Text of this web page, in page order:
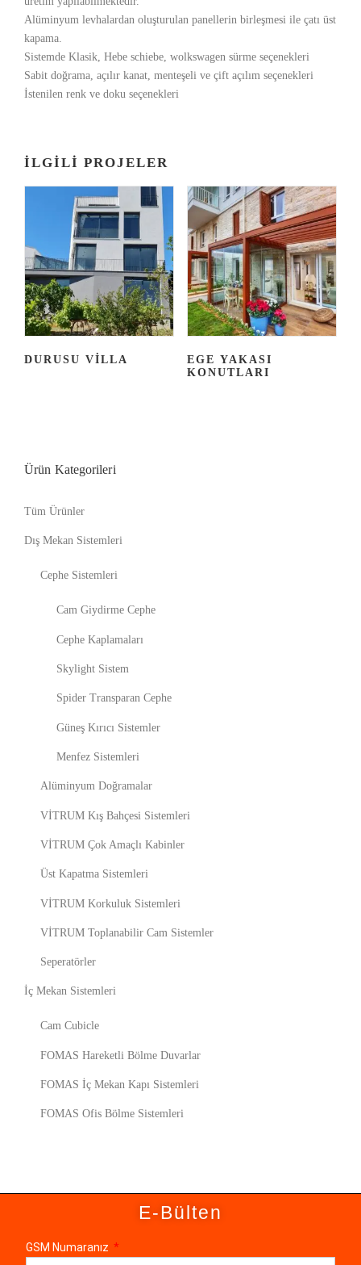
Alüminyum levhalardan oluşturulan panellerin birleşmesi ile çatı üst
kapama.
Sistemde Klasik, Hebe schiebe, wolkswagen sürme seçenekleri
Sabit doğrama, açılır kanat, menteşeli ve çift açılım seçenekleri
İstenilen renk ve doku seçenekleri
İLGILI PROJELER
DURUSU VILLA
EGE YAKASI
KONUTLARI
Ürün Kategorileri
Tüm Ürünler
Dış Mekan Sistemleri
Cephe Sistemleri
Cam Giydirme Cephe
Cephe Kaplamaları
Skylight Sistem
Spider Transparan Cephe
Güneş Kırıcı Sistemler
Menfez Sistemleri
Alüminyum Doğramalar
VİTRUM Kış Bahçesi Sistemleri
VİTRUM Çok Amaçlı Kabinler
Üst Kapatma Sistemleri
VİTRUM Korkuluk Sistemleri
VİTRUM Toplanabilir Cam Sistemler
Seperatörler
İç Mekan Sistemleri
Cam Cubicle
FOMAS Hareketli Bölme Duvarlar
FOMAS İç Mekan Kapı Sistemleri
FOMAS Ofis Bölme Sistemleri
E-Bülten
GSM Numaranız